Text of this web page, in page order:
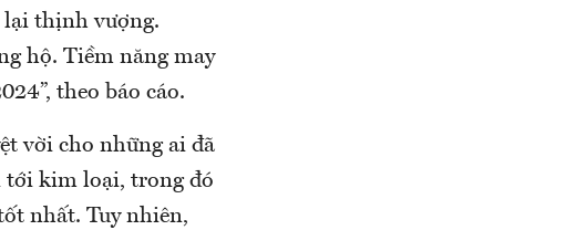
lại thịnh vượng.
hộ. Tiềm năng may
theo báo cáo.
vời cho những ai đã
tới kim loại, trong đó
nhất. Tuy nhiên,